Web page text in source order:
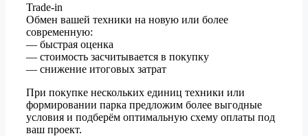
Trade-in
Обмен вашей техники на новую или более
современную:
— быстрая оценка
— стоимость засчитывается в покупку
— снижение итоговых затрат
При покупке нескольких единиц техники или
формировании парка предложим более выгодные
условия и подберём оптимальную схему оплаты под
ваш проект.